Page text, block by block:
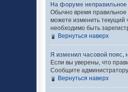
На форуме
Обычно время правильное
можете изменить текущий
необходимо быть
Вернуться наверх
Я изменил часовой пояс,
Если вы уверены, что
Сообщите
Вернуться наверх